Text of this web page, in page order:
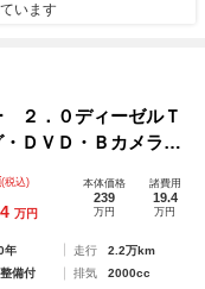
います
．０ディーゼルＴ
ＤＶＤ・Ｂカメラ・
シュ・Ｒクルコン・
カバー・パワーバッ
(税込)
4 万円
本体価格
239
万円
諸費用
19.4
万円
年 走行
2.2万km
備付 排気 2000cc